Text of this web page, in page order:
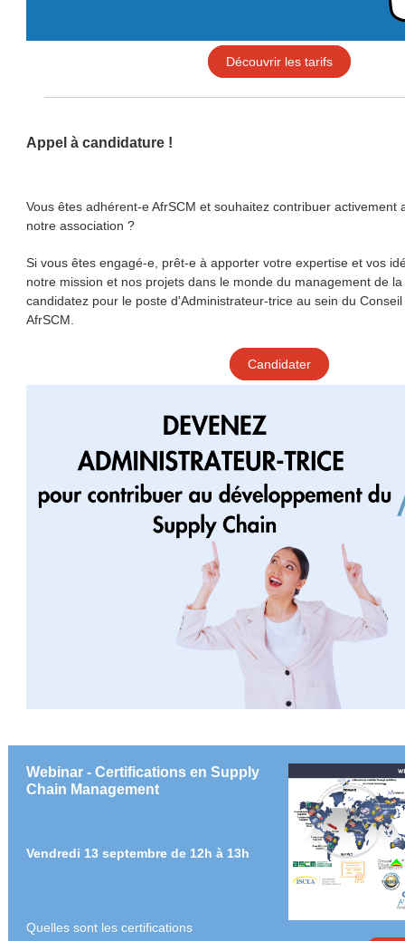
Découvrir les tarifs
Appel à candidature !
Vous êtes adhérent-e AfrSCM et souhaitez contribuer activement
notre association ?
Si vous êtes engagé-e, prêt-e à apporter votre expertise et vos
notre mission et nos projets dans le monde du management de
candidatez pour le poste d'Administrateur-trice au sein du
AfrSCM.
Candidater
Webinar - Certifications en Supply
Chain Management
Vendredi 13 septembre de 12h à 13h
Quelles sont les certifications